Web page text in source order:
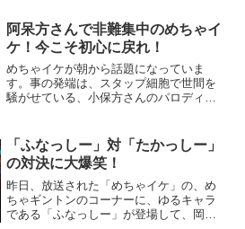
阿呆方さんで非難集中のめちゃイ
ケ！今こそ初心に戻れ！
めちゃイケが朝から話題になっていま
す。事の発端は、スタップ細胞で世間を
騒がせている、小保方さんのパロディを
×2イケてるッ！」が、3日の放送予定とし
て番組公式サイトで予告...
「ふなっしー」対「たかっしー」
の対決に大爆笑！
昨日、放送された「めちゃイケ」の、め
ちゃギントンのコーナーに、ゆるキャラ
である「ふなっしー」が登場して、岡村